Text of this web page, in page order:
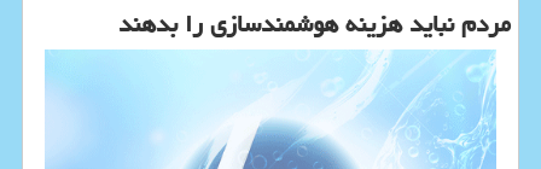
مردم نباید هزینه هوشمندسازی را بدهند